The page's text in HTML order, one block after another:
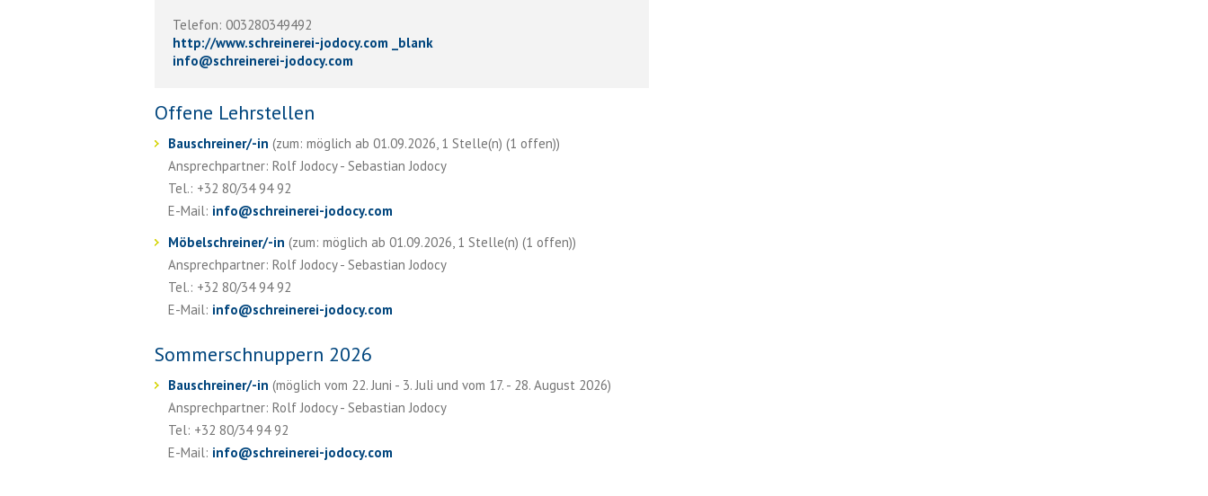
Telefon: 003280349492
http://www.schreinerei-jodocy.com _blank
info@schreinerei-jodocy.com
Offene Lehrstellen
Bauschreiner/-in (zum: möglich ab 01.09.2026, 1 Stelle(n) (1 offen))
Ansprechpartner: Rolf Jodocy - Sebastian Jodocy
Tel.: +32 80/34 94 92
E-Mail: info@schreinerei-jodocy.com
Möbelschreiner/-in (zum: möglich ab 01.09.2026, 1 Stelle(n) (1 offen))
Ansprechpartner: Rolf Jodocy - Sebastian Jodocy
Tel.: +32 80/34 94 92
E-Mail: info@schreinerei-jodocy.com
Sommerschnuppern 2026
Bauschreiner/-in (möglich vom 22. Juni - 3. Juli und vom 17. - 28. August 2026)
Ansprechpartner: Rolf Jodocy - Sebastian Jodocy
Tel: +32 80/34 94 92
E-Mail: info@schreinerei-jodocy.com